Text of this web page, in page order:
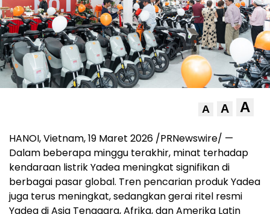
A A A
HANOI, Vietnam, 19 Maret 2026 /PRNewswire/ —
Dalam beberapa minggu terakhir, minat terhadap
kendaraan listrik Yadea meningkat signifikan di
berbagai pasar global. Tren pencarian produk Yadea
juga terus meningkat, sedangkan gerai ritel resmi
Yadea di Asia Tenggara, Afrika, dan Amerika Latin